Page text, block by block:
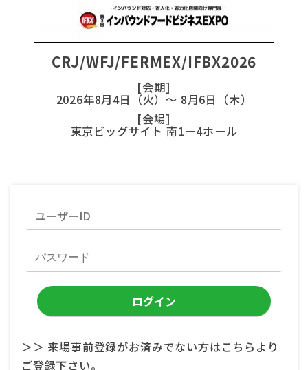
CRJ/WFJ/FERMEX/IFBX2026
[会期]
2026年8月4日（火）～ 8月6日（木）
[会場]
東京ビッグサイト 南1ー4ホール
＞＞ 来場事前登録がお済みでない方はこちらより
ご登録下さい。